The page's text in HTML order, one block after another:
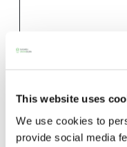
This website uses
We use cookies to
provide social media